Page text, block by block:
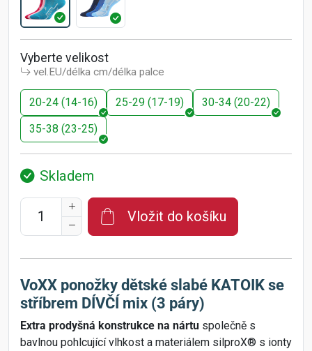
Vyberte velikost
vel.EU/délka cm/délka palce
20-24 (14-16) 25-29 (17-19)
30-34 (20-22)
35-38 (23-25)
Skladem
Vložit do košíku
VoXX ponožky dětské slabé KATOIK se
stříbrem DÍVČÍ mix (3 páry)
Extra prodyšná konstrukce na nártu společně s
bavlnou pohlcující vlhkost a materiálem silproX® s ionty